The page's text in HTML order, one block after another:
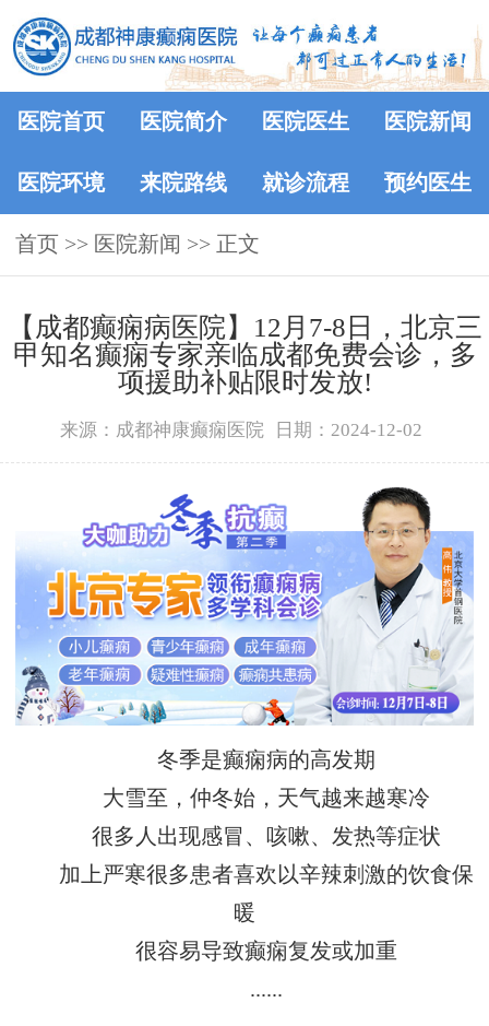
医院首页 医院简介 医院医生 医院新闻
医院环境 来院路线 就诊流程 预约医生
首页 >> 医院新闻 >> 正文
【成都癫痫病医院】12月7-8日，北京三
甲知名癫痫专家亲临成都免费会诊，多
项援助补贴限时发放!
来源：成都神康癫痫医院 日期：2024-12-02
冬季是癫痫病的高发期
大雪至，仲冬始，天气越来越寒冷
很多人出现感冒、咳嗽、发热等症状
加上严寒很多患者喜欢以辛辣刺激的饮食保
暖
很容易导致癫痫复发或加重
......